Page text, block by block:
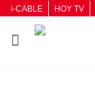
i-CABLE HOY TV